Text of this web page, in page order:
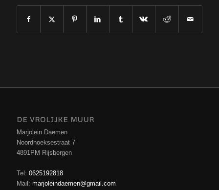
DE VROLIJKE MUUR
Marjolein Daemen
Noordhoeksestraat 7
4891PM Rijsbergen
Tel: 0625192818
Mail: marjoleindaemen@gmail.com